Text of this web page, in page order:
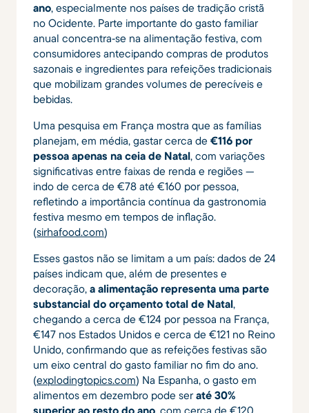
ano, especialmente nos países de tradição cristã
no Ocidente. Parte importante do gasto familiar
anual concentra‑se na alimentação festiva, com
consumidores antecipando compras de produtos
sazonais e ingredientes para refeições tradicionais
que mobilizam grandes volumes de perecíveis e
bebidas.
Uma pesquisa em França mostra que as famílias
planejam, em média, gastar cerca de €116 por
pessoa apenas na ceia de Natal, com variações
significativas entre faixas de renda e regiões —
indo de cerca de €78 até €160 por pessoa,
refletindo a importância contínua da gastronomia
festiva mesmo em tempos de inflação.
(sirhafood.com)
Esses gastos não se limitam a um país: dados de 24
países indicam que, além de presentes e
decoração, a alimentação representa uma parte
substancial do orçamento total de Natal,
chegando a cerca de €124 por pessoa na França,
€147 nos Estados Unidos e cerca de €121 no Reino
Unido, confirmando que as refeições festivas são
um eixo central do gasto familiar no fim do ano.
(explodingtopics.com) Na Espanha, o gasto em
alimentos em dezembro pode seraté 30%
superior ao resto do ano, com cerca de €120